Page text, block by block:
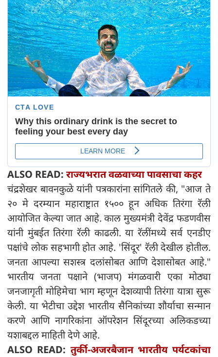
ALSO READ: राज्यभरात वळवाच्या पावसाचा कहर
चंद्रशेखर बावनकुळे यांनी पत्रकारांना सांगितले की, "आज ते
२० मे दरम्यान महाराष्ट्रात १५०० हून अधिक तिरंगा रॅली
आयोजित केल्या जात आहे. काल मुख्यमंत्री देवेंद्र फडणवीस
यांनी मुंबईत तिरंगा रॅली काढली. या रॅलींमध्ये सर्व एनडीए
पक्षांचे लोक सहभागी होत आहे. 'सिंदूर' रॅली देखील होतील.
जनता आपल्या सशस्त्र दलांसोबत आणि देशासोबत आहे."
भारतीय जनता पक्षाने (भाजप) मंगळवारी एका मोठ्या
जनजागृती मोहिमेचा भाग म्हणून देशव्यापी तिरंगा यात्रा सुरू
केली. या भेटीचा उद्देश भारतीय सैनिकांच्या शौर्याचा सन्मान
करणे आणि नागरिकांना ऑपरेशन सिंदूरच्या अलिकडच्या
यशाबद्दल माहिती देणे आहे.
ALSO READ: तुर्की-अजरबैजान भारतीय पर्यटकांचा